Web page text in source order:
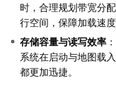
时，合理规划带宽分
行空间，保障加载速
存储容量与读写效率
系统在启动与地图载
都更加迅捷。